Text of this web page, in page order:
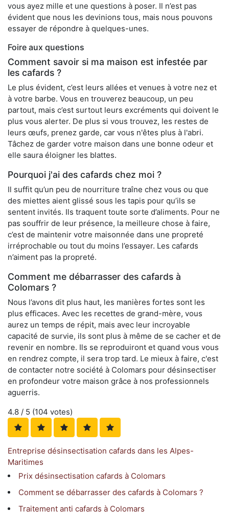
vous ayez mille et une questions à poser. Il n’est pas
évident que nous les devinions tous, mais nous pouvons
essayer de répondre à quelques-unes.
Foire aux questions
Comment savoir si ma maison est infestée par
les cafards ?
Le plus évident, c’est leurs allées et venues à votre nez et
à votre barbe. Vous en trouverez beaucoup, un peu
partout, mais c’est surtout leurs excréments qui doivent le
plus vous alerter. De plus si vous trouvez, les restes de
leurs œufs, prenez garde, car vous n'êtes plus à l'abri.
Tâchez de garder votre maison dans une bonne odeur et
elle saura éloigner les blattes.
Pourquoi j'ai des cafards chez moi ?
Il suffit qu’un peu de nourriture traîne chez vous ou que
des miettes aient glissé sous les tapis pour qu’ils se
sentent invités. Ils traquent toute sorte d’aliments. Pour ne
pas souffrir de leur présence, la meilleure chose à faire,
c’est de maintenir votre maisonnée dans une propreté
irréprochable ou tout du moins l’essayer. Les cafards
n’aiment pas la propreté.
Comment me débarrasser des cafards à
Colomars ?
Nous l’avons dit plus haut, les manières fortes sont les
plus efficaces. Avec les recettes de grand-mère, vous
aurez un temps de répit, mais avec leur incroyable
capacité de survie, ils sont plus à même de se cacher et de
revenir en nombre. Ils se reproduiront et quand vous vous
en rendrez compte, il sera trop tard. Le mieux à faire, c'est
de contacter notre société à Colomars pour désinsectiser
en profondeur votre maison grâce à nos professionnels
aguerris.
4.8 / 5 (104 votes)
Entreprise désinsectisation cafards dans les Alpes-
Maritimes
Prix désinsectisation cafards à Colomars
Comment se débarrasser des cafards à Colomars ?
Traitement anti cafards à Colomars